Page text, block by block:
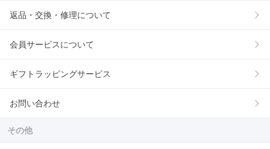
返品・交換・修理について
会員サービスについて
ギフトラッピングサービス
お問い合わせ
その他